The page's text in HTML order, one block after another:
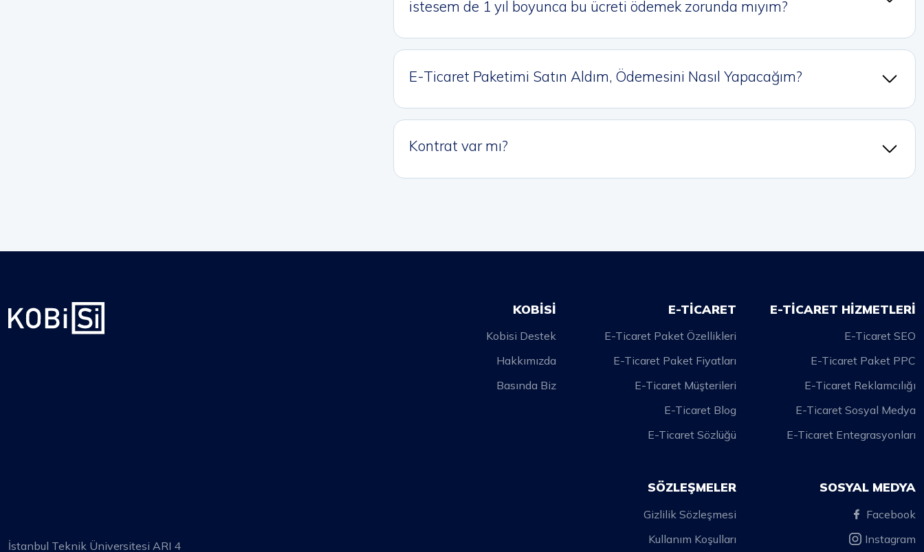
istesem de 1 yıl boyunca bu ücreti ödemek zorunda mıyım?
E-Ticaret Paketimi Satın Aldım, Ödemesini Nasıl Yapacağım?
Kontrat var mı?
İstanbul Teknik Üniversitesi ARI 4
KOBİSİ
Kobisi Destek
Hakkımızda
Basında Biz
E-TİCARET
E-Ticaret Paket Özellikleri
E-Ticaret Paket Fiyatları
E-Ticaret Müşterileri
E-Ticaret Blog
E-Ticaret Sözlüğü
E-TİCARET HİZMETLERİ
E-Ticaret SEO
E-Ticaret Paket PPC
E-Ticaret Reklamcılığı
E-Ticaret Sosyal Medya
E-Ticaret Entegrasyonları
SÖZLEŞMELER
Gizlilik Sözleşmesi
Kullanım Koşulları
SOSYAL MEDYA
Facebook
Instagram